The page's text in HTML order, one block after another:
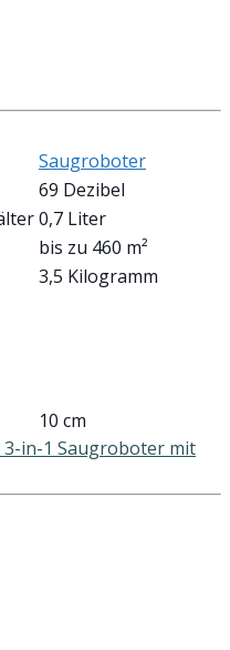
Saugroboter
69 Dezibel
0,7 Liter
bis zu 460 m²
3,5 Kilogramm
10 cm
in-1 Saugroboter mit